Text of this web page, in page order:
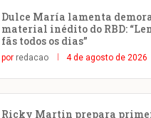
Dulce María lamenta
material inédito do RBD:
fãs todos os dias”
por redacao 4 de agosto de 2026
Ricky Martin prepara